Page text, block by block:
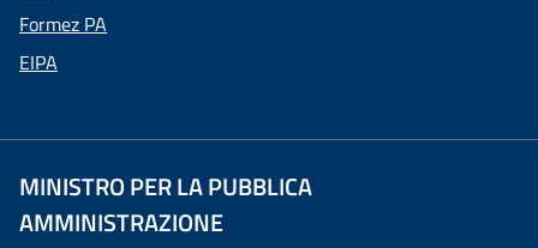
Formez PA
EIPA
MINISTRO PER LA PUBBLICA
AMMINISTRAZIONE